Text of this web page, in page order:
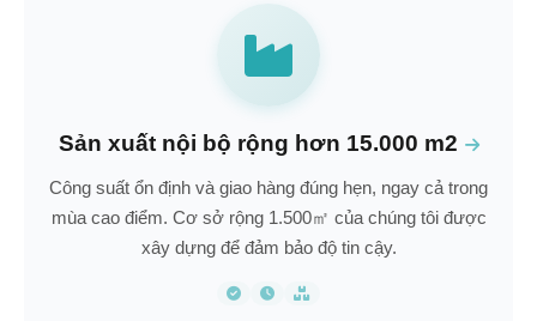
Sản xuất nội bộ rộng hơn 15.000 m2
Công suất ổn định và giao hàng đúng hẹn, ngay cả trong
mùa cao điểm. Cơ sở rộng 1.500㎡ của chúng tôi được
xây dựng để đảm bảo độ tin cậy.